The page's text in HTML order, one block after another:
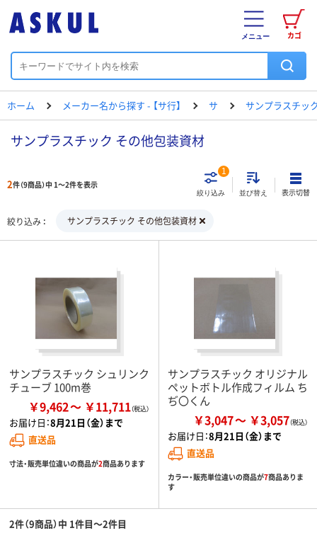
カゴ
メニュー
ホーム メーカー名から探す - 【サ行】 サ サンプラスチッ
サンプラスチック その他包装資材
2件（9商品）中 1～2件を表示
絞り込み
1
並び替え 表示切替
絞り込み サンプラスチック その他包装資材
サンプラスチック シュリンク
チューブ 100m巻
￥9,462 ￥11,711
お届け日：8月21日（金）まで
直送品
寸法・販売単位違いの商品が2商品あります
サンプラスチック オリジナル
ペットボトル作成フィルム ち
ぢ〇くん
￥3,047 ￥3,057
お届け日：8月21日（金）まで
直送品
カラー・販売単位違いの商品が7商品ありま
す
2件（9商品）中 1件目～2件目